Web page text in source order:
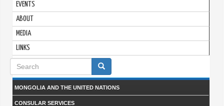
EVENTS
ABOUT
MEDIA
LINKS
Search
form
MONGOLIA AND THE UNITED NATIONS
CONSULAR SERVICES